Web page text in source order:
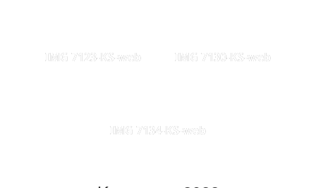
IMG 7123-KS-web IMG 7130-KS-web
IMG 7134-KS-web